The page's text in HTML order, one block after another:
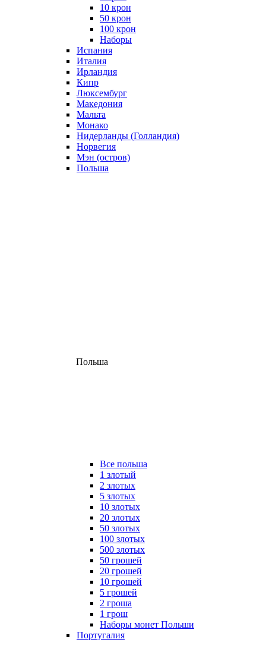
10 крон
50 крон
100 крон
Наборы
Испания
Италия
Ирландия
Кипр
Люксембург
Македония
Мальта
Монако
Нидерланды (Голландия)
Норвегия
Мэн (остров)
Польша
Польша
Все польша
1 злотый
2 злотых
5 злотых
10 злотых
20 злотых
50 злотых
100 злотых
500 злотых
50 грошей
20 грошей
10 грошей
5 грошей
2 гроша
1 грош
Наборы монет Польши
Португалия